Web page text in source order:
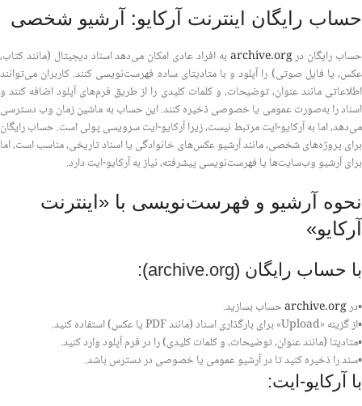
حساب رایگان اینترنت آرکایو: آرشیو شخصی
حساب رایگان درarchive.org به افراد عادی امکان می‌دهد اسناد دیجیتال (مانند کتاب،
عکس، یا فایل صوتی) را آپلود و با متادیتای ساده فهرست‌نویسی کنند. کاربران می‌توانند
اطلاعاتی مانند عنوان، توضیحات، و کلمات کلیدی را از طریق فرم‌های آپلود اضافه کنند و
اسناد را به‌صورت عمومی یا خصوصی ذخیره کنند. این حساب به ماشین زمان وب دسترسی
می‌دهد، اما به آرکایو-ایت مرتبط نیست، زیرا آرکایو-ایت سرویسی پولی است. حساب رایگان
برای پروژه‌های شخصی، مانند آرشیو عکس‌های خانوادگی یا اسناد تاریخی، مناسب است، اما
برای آرشیو وب‌سایت‌ها یا فهرست‌نویسی پیشرفته، نیاز به آرکایو-ایت دارد.
نحوه آرشیو و فهرست‌نویسی با «اینترنت
آرکایو»
با حساب رایگان (archive.org
):
▪️درarchive.orgحساب بسازید.
▪️از گزینه «Upload» برای بارگذاری اسناد (مانند PDF یا عکس) استفاده کنید.
▪️متادیتا (مانند عنوان، توضیحات، و کلمات کلیدی) را در فرم آپلود وارد کنید.
▪️سند را ذخیره کنید تا در آرشیو عمومی یا خصوصی در دسترس باشد.
با آرکایو-ایت: